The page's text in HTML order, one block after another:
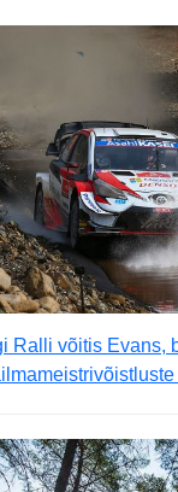
Ralli võitis Evans,